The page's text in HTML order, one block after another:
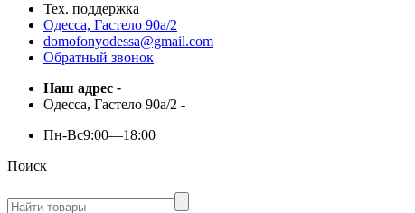
Тех. поддержка
Одесса, Гастело 90а/2
domofonyodessa@gmail.com
Обратный звонок
Наш адрес -
Одесса, Гастело 90а/2 -
Пн-Вс9:00—18:00
Поиск